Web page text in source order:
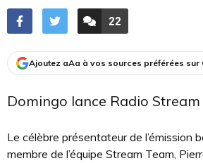
ACCÉDER AUX
22
COMMENTAIRES
Ajoutez aAa à vos sources préférées sur
Domingo lance Radio Stream
Le célèbre présentateur de l’émission
membre de l’équipe Stream Team,